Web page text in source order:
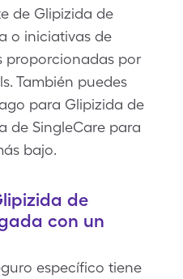
de Glipizida de
o iniciativas de
proporcionadas por
También puedes
para Glipizida de
de SingleCare para
bajo.
de
con un
específico tiene